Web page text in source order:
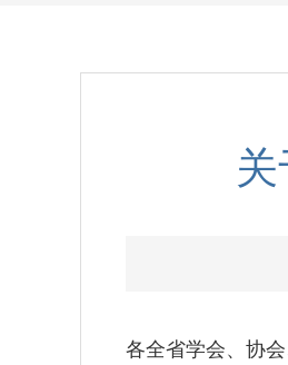
各全省学会、协